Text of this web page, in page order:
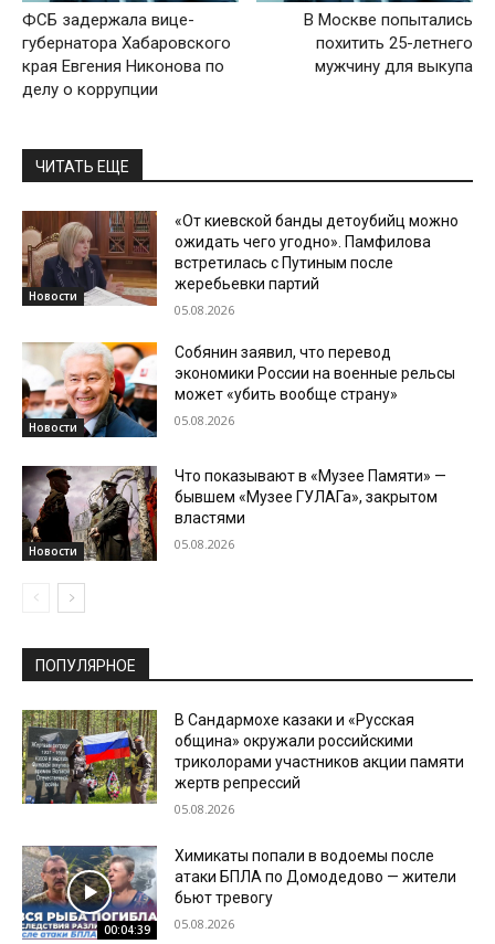
ФСБ задержала вице-
губернатора Хабаровского
края Евгения Никонова по
делу о коррупции
В Москве попытались
похитить 25-летнего
мужчину для выкупа
ЧИТАТЬ ЕЩЕ
Новости
«От киевской банды детоубийц можно
ожидать чего угодно». Памфилова
встретилась с Путиным после
жеребьевки партий
05.08.2026
Новости
Собянин заявил, что перевод
экономики России на военные рельсы
может «убить вообще страну»
05.08.2026
Новости
Что показывают в «Музее Памяти» —
бывшем «Музее ГУЛАГа», закрытом
властями
05.08.2026
ПОПУЛЯРНОЕ
В Сандармохе казаки и «Русская
община» окружали российскими
триколорами участников акции памяти
жертв репрессий
05.08.2026
00:04:39
Химикаты попали в водоемы после
атаки БПЛА по Домодедово — жители
бьют тревогу
05.08.2026